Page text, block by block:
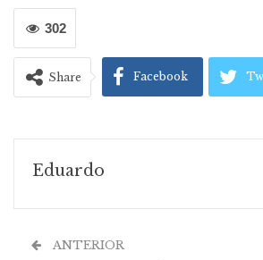
302
Share Facebook
Eduardo
ANTERIOR